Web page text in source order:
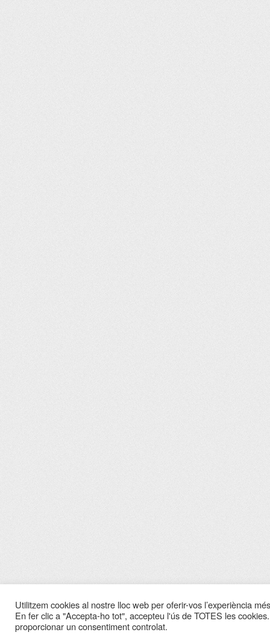
Utilitzem cookies al nostre lloc web per oferir-vos l’experiència
En fer clic a "Accepta-ho tot", accepteu l'ús de TOTES les
proporcionar un consentiment controlat.